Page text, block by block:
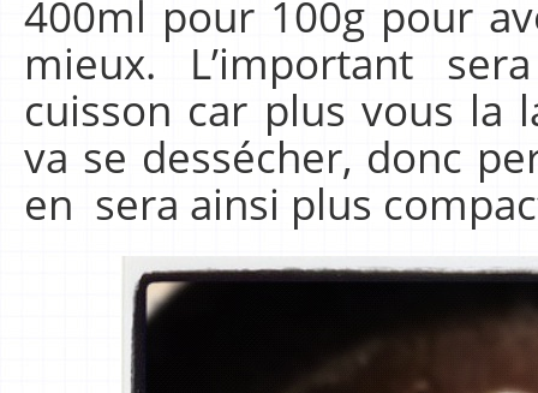
400ml pour 100g pour
mieux. L’important
cuisson car plus vous la
va se dessécher, donc
en sera ainsi plus